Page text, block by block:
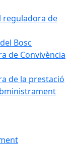
reguladora de
Bosc
de Convivència
de la prestació